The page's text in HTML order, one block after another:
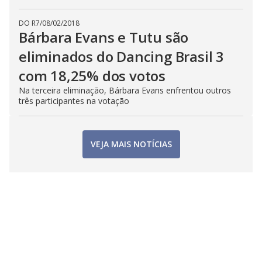
DO R7/08/02/2018
Bárbara Evans e Tutu são
eliminados do Dancing Brasil 3
com 18,25% dos votos
Na terceira eliminação, Bárbara Evans enfrentou outros
três participantes na votação
VEJA MAIS NOTÍCIAS